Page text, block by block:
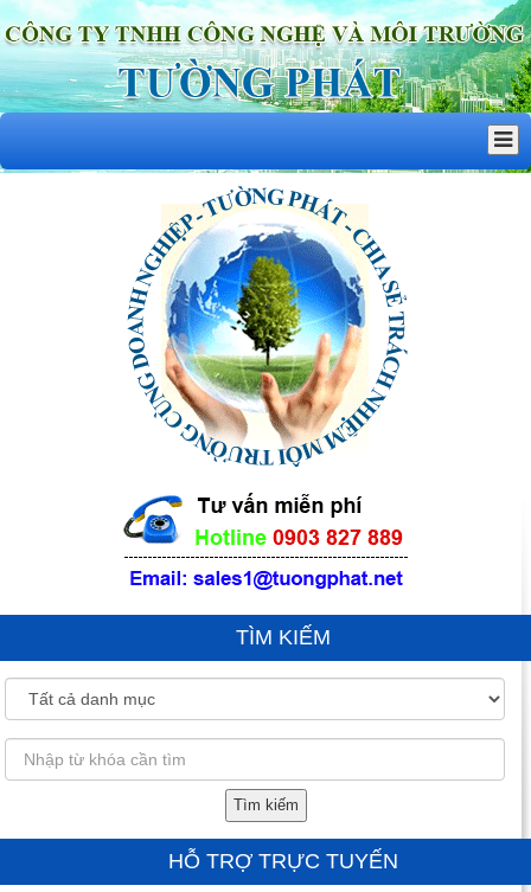
TÌM KIẾM
Tìm kiếm
HỖ TRỢ TRỰC TUYẾN